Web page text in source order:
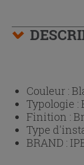
Couleur :
Typologie :
Finition :
Type
BRAND :